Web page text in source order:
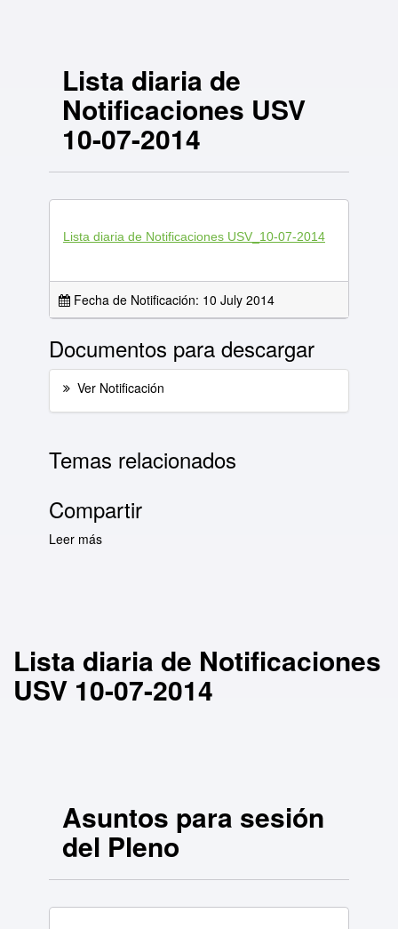
Lista diaria de
Notificaciones USV
10-07-2014
Lista diaria de Notificaciones USV_10-07-2014
Fecha de Notificación: 10 July 2014
Documentos para descargar
Ver Notificación
Temas relacionados
Compartir
Leer más
Lista diaria de Notificaciones
USV 10-07-2014
Asuntos para sesión
del Pleno